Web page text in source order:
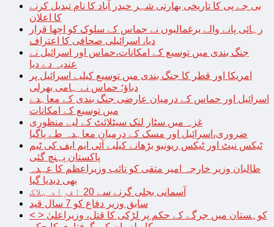
بی جے پی کا تاریخی بھارتی شہر حیدر آباد کا نام تبدیل کرنے
کا اعلان
رہائی پانے والے یرغمالیوں نے حماس کے سلوک کو اچھا قرار
دیا، اسرائیلی صحافی کا اعتراف
جنگ بندی میں توسیع کے امکانات،حماس اور اسرائیل نے
عندیہ دے دیا
امریکا اور قطر کا جنگ بندی میں توسیع کیلیے اسرائیل پر
دباؤ؛ حماس نے ہامی بھرلی
اسرائیل اور حماس کے درمیان عارضی جنگ بندی کے معاہدے
میں توسیع کے امکانات
غزہ میں سٹار لنک سیٹلائٹ کے لیے منظوری
ضروری،اسرائیل اور مسک کے درمیان معاہدہ طے پاگیا
ٹیکس نیٹ اور ٹیکس ریونیو بڑھانے کیلیے آئی ایم ایف کی ٹیم
پاکستان پہنچ گئی
طالبان وزیر خارجہ امیر متقی کو نائب وزیراعظم کا عہدہ
بھی دیدیا گیا
آسمانی بجلی گرنے سے 20 افراد ہلاک
سابق وزیر دفاع کو 7 سال قید
< > کوہستان میں جرگے کے حکم پر لڑکی کا قتل، وزیراعلیٰ